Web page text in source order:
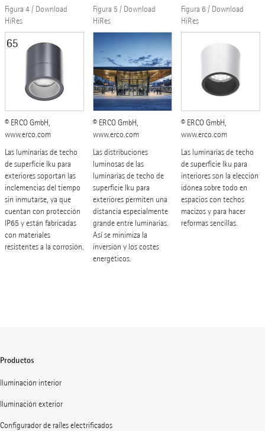
Figura 4 / Download
HiRes
© ERCO GmbH,
www.erco.com
Las luminarias de techo
de superficie Iku para
exteriores soportan las
inclemencias del tiempo
sin inmutarse, ya que
cuentan con protección
IP65 y están fabricadas
con materiales
resistentes a la corrosión.
Figura 5 / Download
HiRes
© ERCO GmbH,
www.erco.com
Las distribuciones
luminosas de las
luminarias de techo de
superficie Iku para
exteriores permiten una
distancia especialmente
grande entre luminarias.
Así se minimiza la
inversión y los costes
energéticos.
Figura 6 / Download
HiRes
© ERCO GmbH,
www.erco.com
Las luminarias de techo
de superficie Iku para
interiores son la elección
idónea sobre todo en
espacios con techos
macizos y para hacer
reformas sencillas.
Productos
Iluminación interior
Iluminación exterior
Configurador de raíles electrificados